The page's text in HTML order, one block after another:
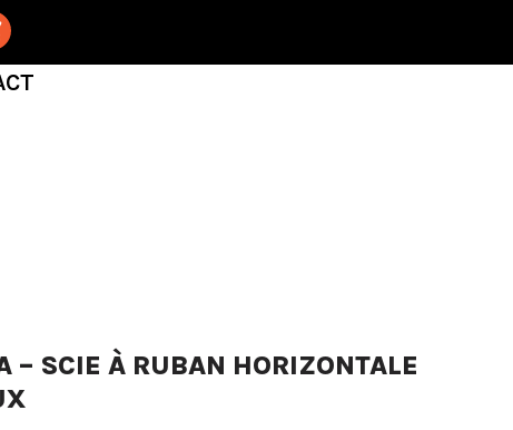
– SCIE À RUBAN HORIZONTALE